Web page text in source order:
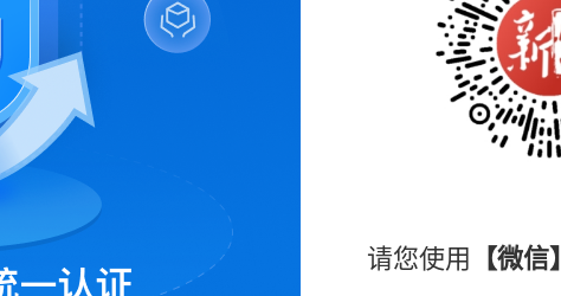
请您使用 【微信】